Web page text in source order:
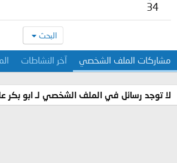
34
البحث
مشاركات الملف الشخصي آخر النشاطات
لا توجد رسائل في الملف الشخصي لـ ابو بكر